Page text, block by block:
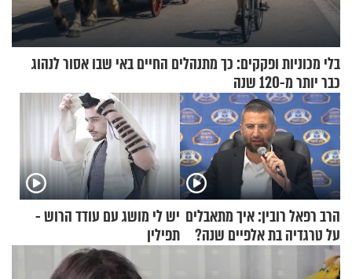
בלי מכוניות ופקקים: כך מתנהלים החיים באי שבו אסור לנהוג
כבר יותר מ-120 שנה
הרב רפאל רובין: איך מתאבלים
על טרגדיה בת אלפיים שנה?
יש לי מושג עם עודד הרוש -
תפילין